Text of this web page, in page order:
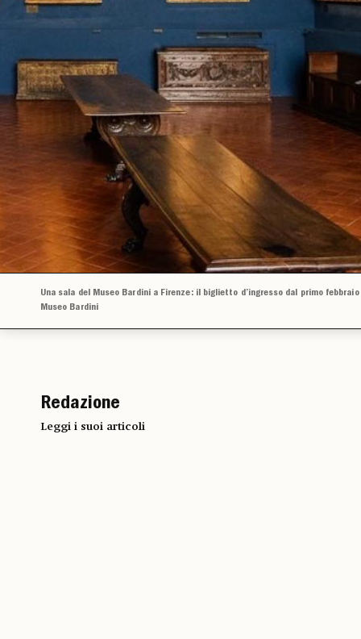
Una sala del Museo Bardini a Firenze: il biglietto d’ingresso dal primo
Museo Bardini
Redazione
Leggi i suoi articoli